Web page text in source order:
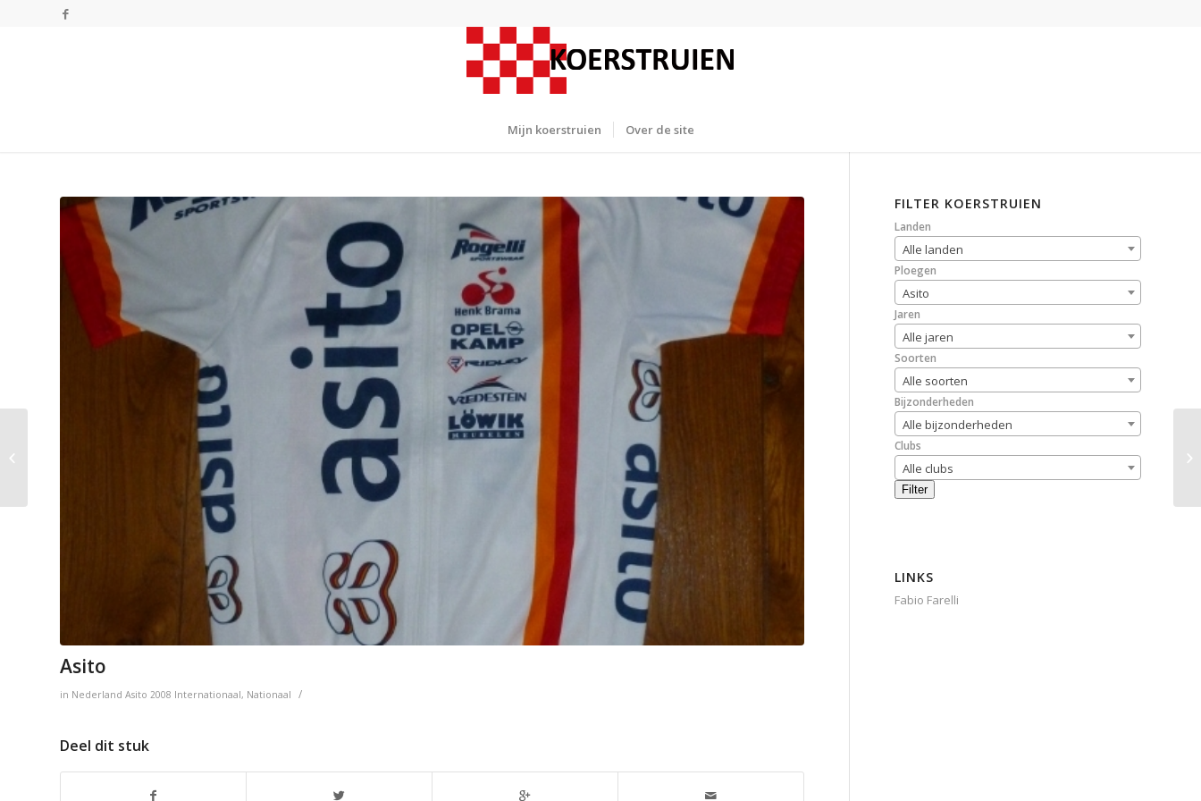
Mijn koerstruien Over de site
Asito
in Nederland Asito 2008 Internationaal, Nationaal /
Deel dit stuk
FILTER KOERSTRUIEN
Landen
Alle landen
Ploegen
Asito
Jaren
Alle jaren
Soorten
Alle soorten
Bijzonderheden
Alle bijzonderheden
Clubs
Alle clubs
Filter
LINKS
Fabio Farelli